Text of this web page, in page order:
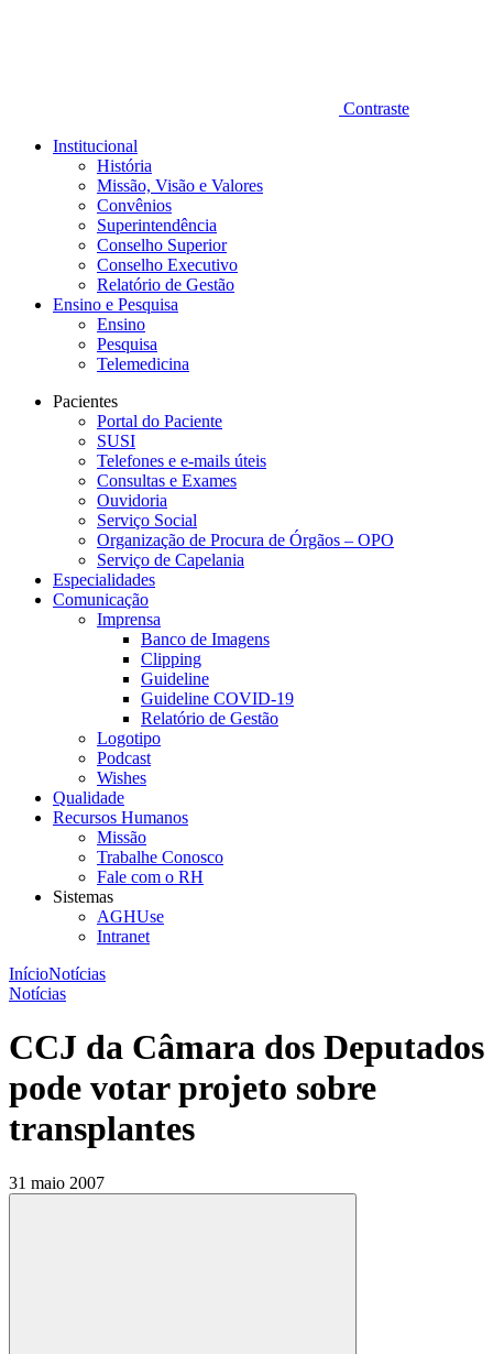
Contraste
Institucional
História
Missão, Visão e Valores
Convênios
Superintendência
Conselho Superior
Conselho Executivo
Relatório de Gestão
Ensino e Pesquisa
Ensino
Pesquisa
Telemedicina
Pacientes
Portal do Paciente
SUSI
Telefones e e-mails úteis
Consultas e Exames
Ouvidoria
Serviço Social
Organização de Procura de Órgãos – OPO
Serviço de Capelania
Especialidades
Comunicação
Imprensa
Banco de Imagens
Clipping
Guideline
Guideline COVID-19
Relatório de Gestão
Logotipo
Podcast
Wishes
Qualidade
Recursos Humanos
Missão
Trabalhe Conosco
Fale com o RH
Sistemas
AGHUse
Intranet
InícioNotícias
Notícias
CCJ da Câmara dos Deputados
pode votar projeto sobre
transplantes
31 maio 2007